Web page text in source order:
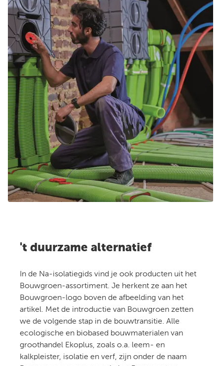
't duurzame alternatief
In de Na-isolatiegids vind je ook producten uit het
Bouwgroen-assortiment. Je herkent ze aan het
Bouwgroen-logo boven de afbeelding van het
artikel. Met de introductie van Bouwgroen zetten
we de volgende stap in de bouwtransitie. Alle
ecologische en biobased bouwmaterialen van
groothandel Ekoplus, zoals o.a. leem- en
kalkpleister, isolatie en verf, zijn onder de naam